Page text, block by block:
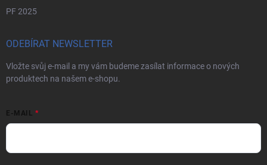
PF 2025
ODEBÍRAT NEWSLETTER
Vložte svůj e-mail a my vám budeme zasílat informace o nových
produktech na našem e-shopu.
E-MAIL